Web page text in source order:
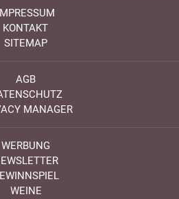
KONTAKT
SITEMAP
AGB
MANAGER
WERBUNG
WEINE